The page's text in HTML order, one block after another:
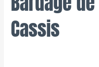
Cassis